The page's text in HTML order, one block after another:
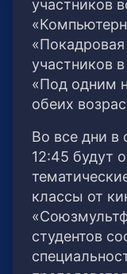
участников
участников
«Под одним
обеих
Во все дни в
12:45 будут
классы от
студентов